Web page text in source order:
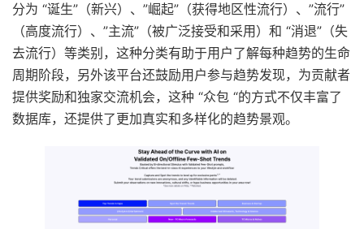
分为 “诞生”（新兴）、”崛起”（获得地区性流行）、”流行”
（高度流行）、”主流”（被广泛接受和采用）和 “消退”（失
去流行）等类别，这种分类有助于用户了解每种趋势的生命
周期阶段，另外该平台还鼓励用户参与趋势发现，为贡献者
提供奖励和独家交流机会，这种 “众包 “的方式不仅丰富了
数据库，还提供了更加真实和多样化的趋势景观。